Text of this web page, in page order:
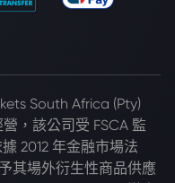
South Africa (Pty)
，該公司受 FSCA 監
2012 年金融市場法
其場外衍生性商品供應